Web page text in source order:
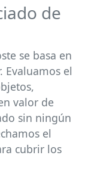
de
se basa en
el
valor de
sin ningún
el
cubrir los